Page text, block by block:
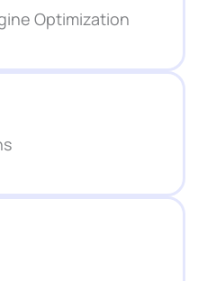
Optimization